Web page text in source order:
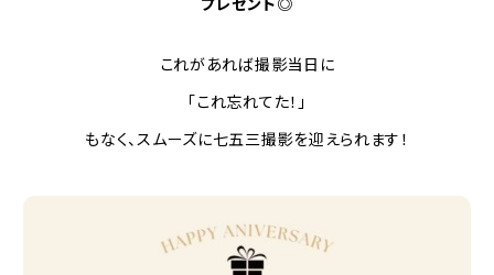
これがあれば撮影当日に
「これ忘れてた！」
もなく、スムーズに七五三撮影を迎えられます！